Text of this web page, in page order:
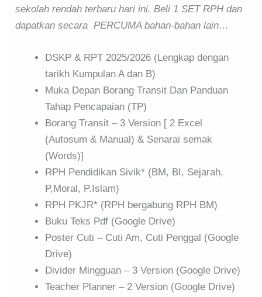
sekolah rendah terbaru hari ini. Beli 1 SET RPH dan
dapatkan secara PERCUMA bahan-bahan lain…
DSKP & RPT 2025/2026 (Lengkap dengan
tarikh Kumpulan A dan B)
Muka Depan Borang Transit Dan Panduan
Tahap Pencapaian (TP)
Borang Transit – 3 Version [ 2 Excel
(Autosum & Manual) & Senarai semak
(Words)]
RPH Pendidikan Sivik* (BM, BI, Sejarah,
P,Moral, P.Islam)
RPH PKJR* (RPH bergabung RPH BM)
Buku Teks Pdf (Google Drive)
Poster Cuti – Cuti Am, Cuti Penggal (Google
Drive)
Divider Mingguan – 3 Version (Google Drive)
Teacher Planner – 2 Version (Google Drive)